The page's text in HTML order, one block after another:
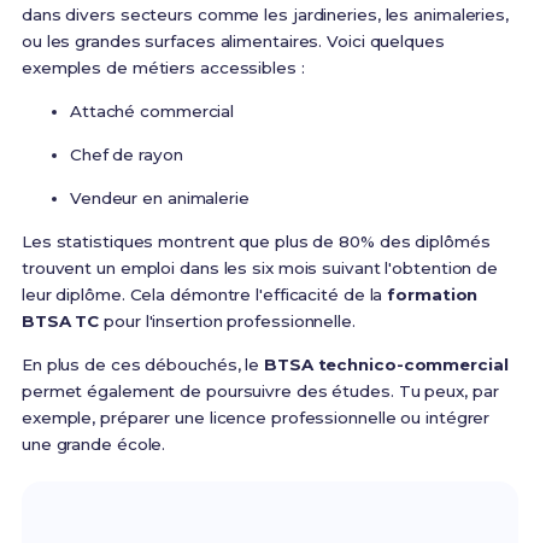
dans divers secteurs comme les jardineries, les animaleries,
ou les grandes surfaces alimentaires. Voici quelques
exemples de métiers accessibles :
Attaché commercial
Chef de rayon
Vendeur en animalerie
Les statistiques montrent que plus de 80% des diplômés
trouvent un emploi dans les six mois suivant l'obtention de
leur diplôme. Cela démontre l'efficacité de laformation
BTSA TC pour l'insertion professionnelle.
En plus de ces débouchés, le BTSA technico-commercial
permet également de poursuivre des études. Tu peux, par
exemple, préparer une licence professionnelle ou intégrer
une grande école.